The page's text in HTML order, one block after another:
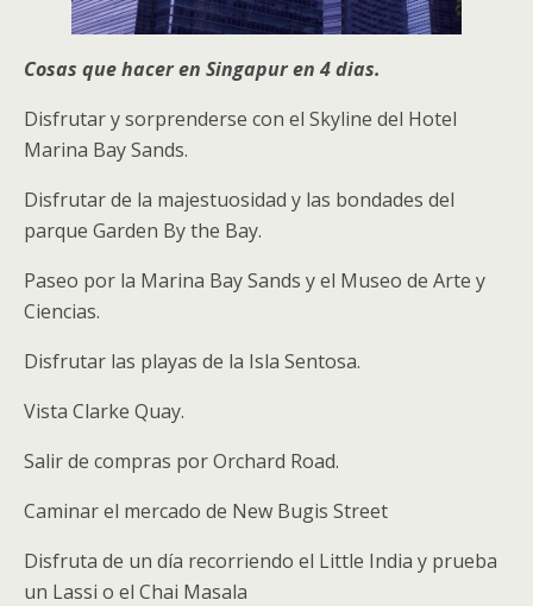
Cosas que hacer en Singapur en 4 dias.
Disfrutar y sorprenderse con el Skyline del Hotel
Marina Bay Sands.
Disfrutar de la majestuosidad y las bondades del
parque Garden By the Bay.
Paseo por la Marina Bay Sands y el Museo de Arte y
Ciencias.
Disfrutar las playas de la Isla Sentosa.
Vista Clarke Quay.
Salir de compras por Orchard Road.
Caminar el mercado de New Bugis Street
Disfruta de un día recorriendo el Little India y prueba
un Lassi o el Chai Masala